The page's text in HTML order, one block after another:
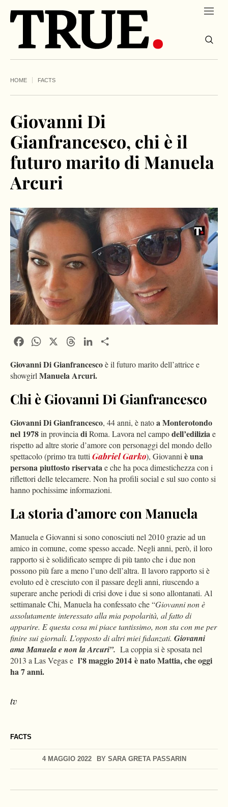
HOME FACTS
FACTS
Giovanni Di
Gianfrancesco, chi è il
futuro marito di Manuela
Arcuri
4 MAGGIO 2022 BY SARA GRETA PASSARIN
FacebookWhatsApp ThreadsLinkedIn
Giovanni Di Gianfrancescoè il futuro marito dell’attrice e
showgirlManuela Arcuri.
Chi è Giovanni Di Gianfrancesco
Giovanni Di Gianfrancesco, 44 anni, è natoa Monterotondo
nel 1978in provinciadiRoma. Lavora nel campodell’ediliziae
rispetto ad altre storie d’amore con personaggi del mondo dello
spettacolo (primo tra tuttiGabriel Garko), Giovanniè una
persona piuttosto riservatae che ha poca dimestichezza con i
riflettori delle telecamere. Non ha profili social e sul suo conto si
hanno pochissime informazioni.
La storia d’amore con Manuela
Manuela e Giovanni si sono conosciuti nel 2010 grazie ad un
amico in comune, come spesso accade. Negli anni, però, il loro
rapporto si è solidificato sempre di più tanto che i due non
possono più fare a meno l’uno dell’altra. Il lavoro rapporto si è
evoluto ed è cresciuto con il passare degli anni, riuscendo a
superare anche periodi di crisi dove i due si sono allontanati. Al
settimanale Chi, Manuela ha confessato che “Giovanni non è
assolutamente interessato alla mia popolarità, al fatto di
apparire. E questa cosa mi piace tantissimo, non sta con me per
finire sui giornali. L’opposto di altri miei fidanzati. Giovanni
ama Manuela e non la Arcuri”. La coppia si è sposata nel
2013 a Las Vegas e l’8 maggio 2014 è nato Mattia, che oggi
ha 7 anni.
tv